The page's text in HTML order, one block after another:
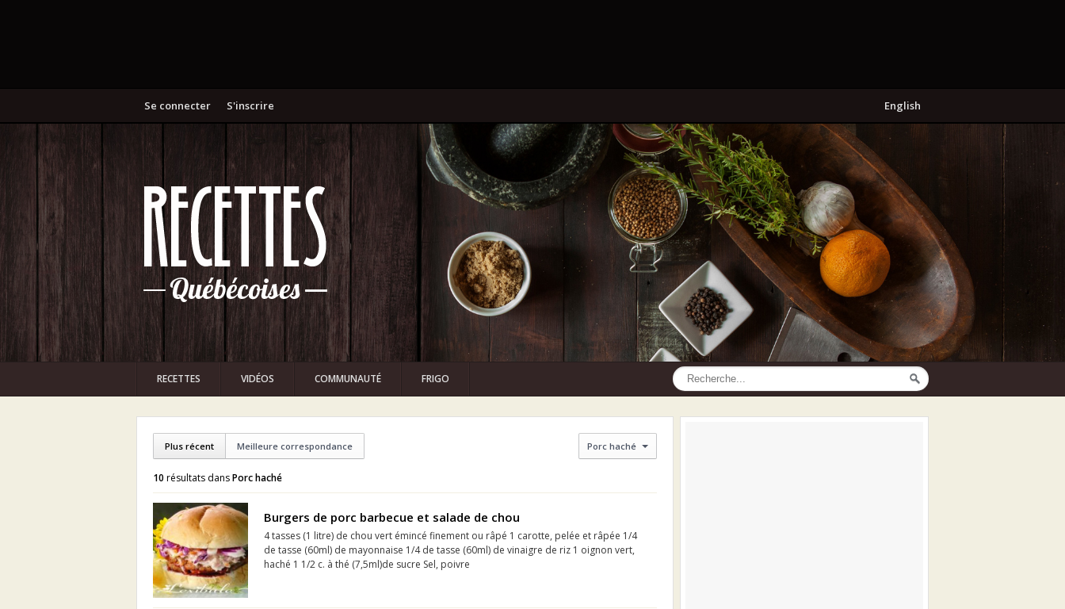
S'inscrire
Se connecter English
RECETTES VIDÉOS COMMUNAUTÉ FRIGO
Meilleure correspondance
Plus récent Porc haché
10 résultats dansPorc haché
Burgers de porc barbecue et salade de chou
4 tasses (1 litre) de chou vert émincé finement ou râpé 1 carotte, pelée et râpée 1/4
de tasse (60ml) de mayonnaise 1/4 de tasse (60ml) de vinaigre de riz 1 oignon vert,
haché 1 1/2 c. à thé (7,5ml)de sucre Sel, poivre